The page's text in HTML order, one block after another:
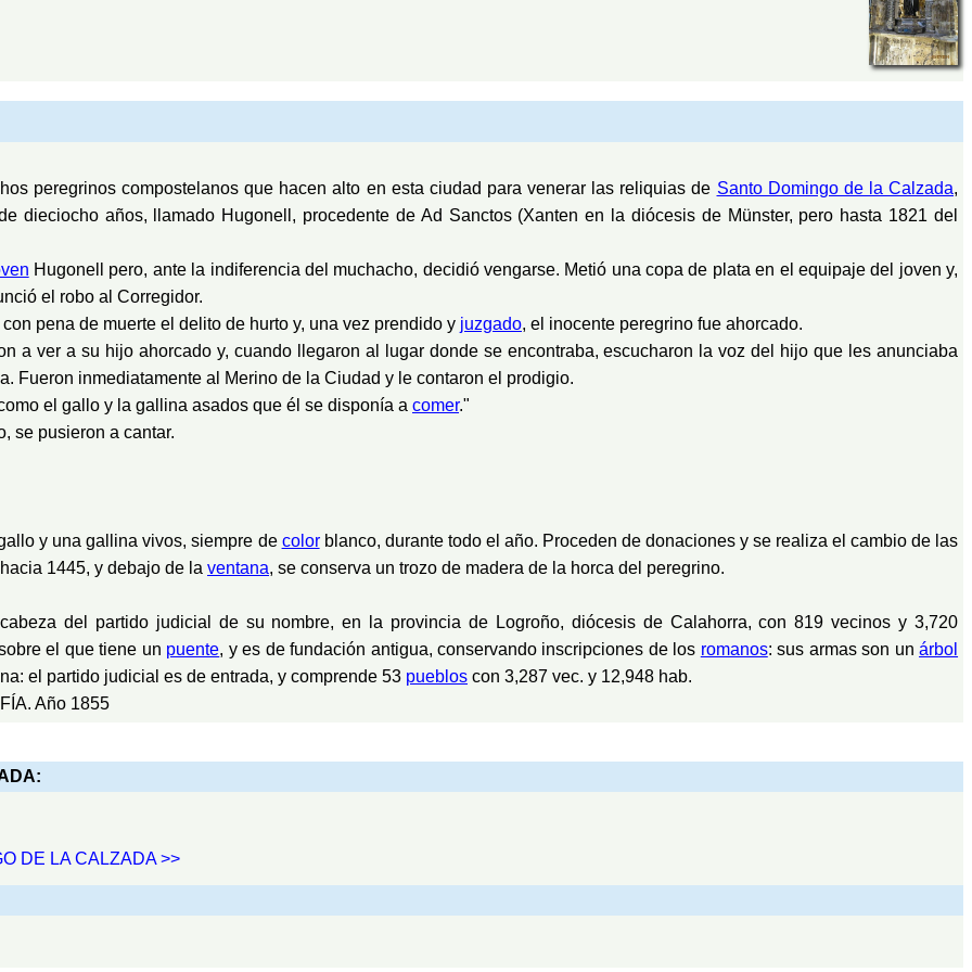
peregrinos compostelanos que hacen alto en esta ciudad para venerar las reliquias de Santo Domingo de la Calzada,
dieciocho años, llamado Hugonell, procedente de Ad Sanctos (Xanten en la diócesis de Münster, pero hasta 1821 del
Hugonell pero, ante la indiferencia del muchacho, decidió vengarse. Metió una copa de plata en el equipaje del joven y,
el robo al Corregidor.
pena de muerte el delito de hurto y, una vez prendido y juzgado, el inocente peregrino fue ahorcado.
a ver a su hijo ahorcado y, cuando llegaron al lugar donde se encontraba, escucharon la voz del hijo que les anunciaba
Fueron inmediatamente al Merino de la Ciudad y le contaron el prodigio.
el gallo y la gallina asados que él se disponía a comer."
se pusieron a cantar.
y una gallina vivos, siempre de colorblanco, durante todo el año. Proceden de donaciones y se realiza el cambio de las
1445, y debajo de la ventana, se conserva un trozo de madera de la horca del peregrino.
del partido judicial de su nombre, en la provincia de Logroño, diócesis de Calahorra, con 819 vecinos y 3,720
el que tiene un puente, y es de fundación antigua, conservando inscripciones de los romanos: sus armas son unárbol
el partido judicial es de entrada, y comprende 53 pueblos con 3,287 vec. y 12,948 hab.
Año 1855
DE LA CALZADA >>